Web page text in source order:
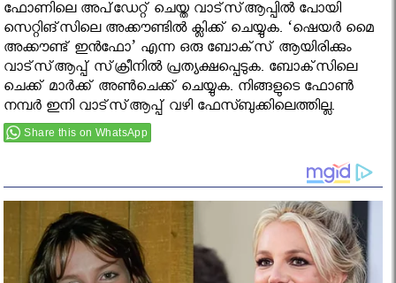
ഫോണിലെ അപ്‌ഡേറ്റ് ചെയ്ത വാട്‌സ്ആപ്പില്‍ പോയി
സെറ്റിങ്‌സിലെ അക്കൗണ്ടില്‍ ക്ലിക്ക് ചെയ്യുക. ‘ഷെയര്‍ മൈ
അക്കൗണ്ട് ഇന്‍ഫോ’ എന്ന ഒരു ബോക്‌സ് ആയിരിക്കും
വാട്‌സ്ആപ്പ് സ്‌ക്രീനില്‍ പ്രത്യക്ഷപ്പെടുക. ബോക്‌സിലെ
ചെക്ക് മാര്‍ക്ക് അണ്‍ചെക്ക് ചെയ്യുക. നിങ്ങളുടെ ഫോണ്‍
നമ്പര്‍ ഇനി വാട്‌സ്ആപ്പ് വഴി ഫേസ്ബുക്കിലെത്തില്ല.
Share this on WhatsApp